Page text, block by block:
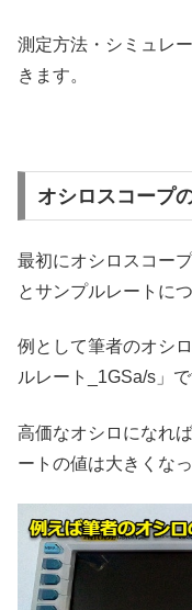
測定方法・シミュレ
きます。
オシロスコープ
最初にオシロスコー
とサンプルレートに
例として筆者のオシ
ルレート_1GSa/s」で
高価なオシロになれ
ートの値は大きくな